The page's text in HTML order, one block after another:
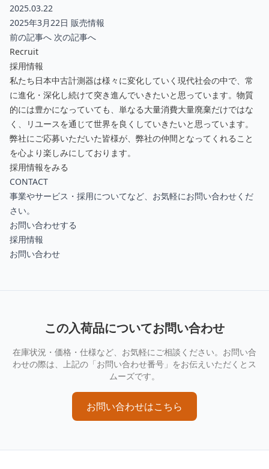
2025.03.22
2025年3月22日 販売情報
前の記事へ 次の記事へ
Recruit
採用情報
私たち日本中古計測器は様々に変化していく現代社会の中で、常
に進化・深化し続けて突き進んでいきたいと思っています。物質
的には豊かになっていても、単なる大量消費大量廃棄だけではな
く、リユースを通じて世界を良くしていきたいと思っています。
弊社にご応募いただいた皆様が、弊社の仲間となってくれること
を心より楽しみにしております。
採用情報をみる
CONTACT
事業やサービス・採用についてなど、お気軽にお問い合わせくだ
さい。
お問い合わせする
採用情報
お問い合わせ
この入荷品についてお問い合わせ
在庫状況・価格・仕様など、お気軽にご相談ください。お問い合
わせの際は、上記の「お問い合わせ番号」をお伝えいただくとス
ムーズです。
お問い合わせはこちら